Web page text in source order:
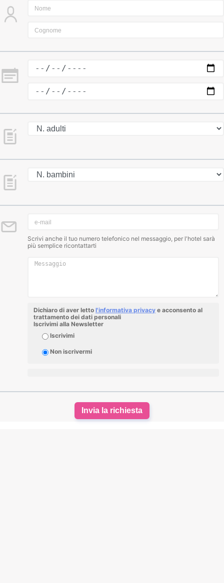
Scrivi anche il tuo numero telefonico nel messaggio, per l'hotel sarà
più semplice ricontattarti
Dichiaro di aver letto l'informativa privacy e acconsento al
trattamento dei dati personali
Iscrivimi alla Newsletter
Iscrivimi
Non iscrivermi
Invia la richiesta